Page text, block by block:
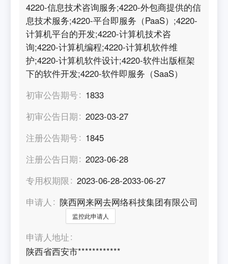
4220-信息技术咨询服务;4220-外包商提供的信
息技术服务;4220-平台即服务（PaaS）;4220-
计算机平台的开发;4220-计算机技术咨
询;4220-计算机编程;4220-计算机软件维
护;4220-计算机软件设计;4220-软件出版框架
下的软件开发;4220-软件即服务（SaaS）
初审公告期号
1833
初审公告日期
2023-03-27
注册公告期号
1845
注册公告日期
2023-06-28
专用权期限
2023-06-28-2033-06-27
申请人
陕西网来网去网络科技集团有限公司
监控此申请人
申请人地址
陕西省西安市************